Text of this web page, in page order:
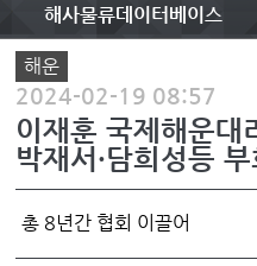
해사물류데이터베이스
해운
2024-02-19 08:57
이재훈 국제해운
박재서·담희성등
총 8년간 협회 이끌어